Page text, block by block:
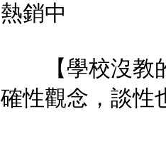
熱銷中
【學校沒教的
確性觀念，談